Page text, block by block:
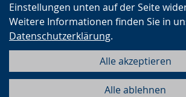
Einstellungen unten auf der Seite
Weitere Informationen finden Sie in
Datenschutzerklärung.
Alle akzeptieren
Alle ablehnen